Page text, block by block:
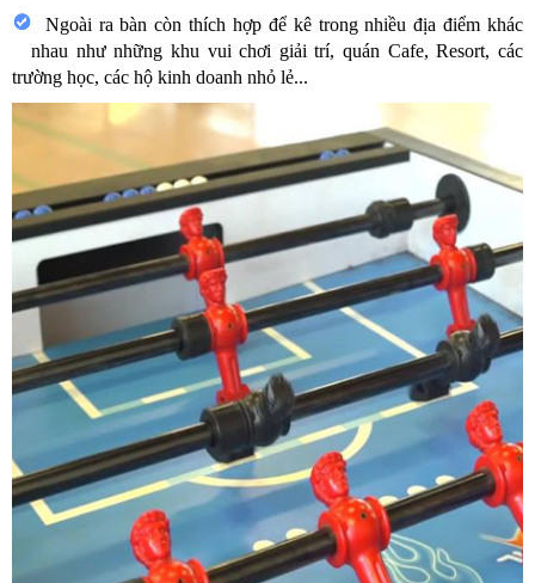
Ngoài ra bàn còn thích hợp để kê trong nhiều địa điểm khác
nhau như những khu vui chơi giải trí, quán Cafe, Resort, các
trường học, các hộ kinh doanh nhỏ lẻ...